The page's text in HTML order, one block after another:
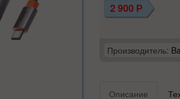
2 900 Р
Производитель:
Описание